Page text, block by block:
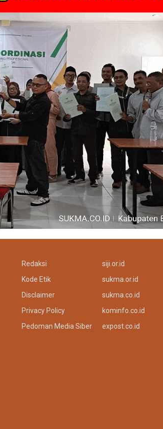
Redaksi
Kode Etik
Disclaimer
Privacy Policy
Pedoman Media Siber
siji.or.id
sukma.or.id
sukma.co.id
kominfo.co.id
expost.co.id